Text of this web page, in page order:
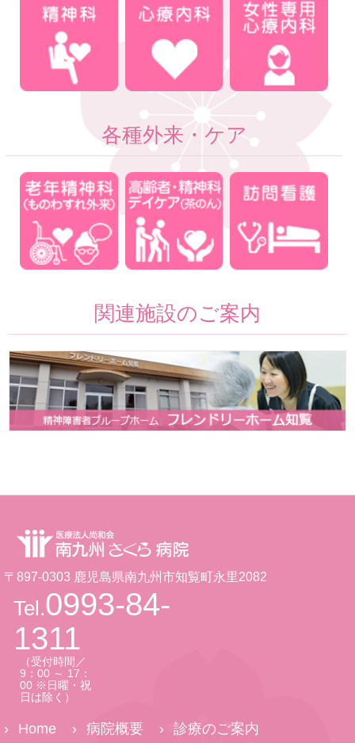
各種外来・ケア
関連施設のご案内
〒897-0303 鹿児島県南九州市知覧町永里2082
Tel.0993-84-
1311
（受付時間／
9：00 ～ 17：
00 ※日曜・祝
日は除く）
Home 病院概要 診療のご案内